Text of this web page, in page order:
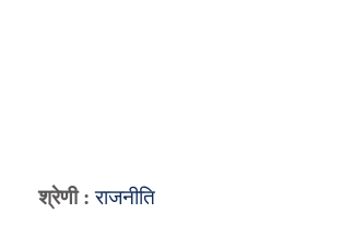
श्रेणी :राजनीति